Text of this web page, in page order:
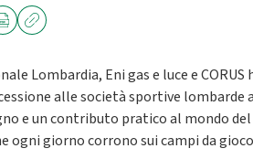
Lombardia, Eni gas e luce e
alle società sportive
e un contributo pratico al mondo
ogni giorno corrono sui campi da